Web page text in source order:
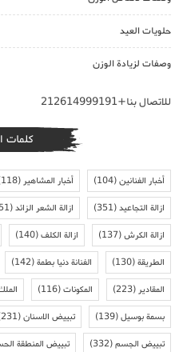
حلويات العيد
وصفات لزيادة الوزن
للاتصال بنا+212614999191
كلمات
أخبار الفنانين(104) أخبار المشاهير(118)
ازالة التجاعيد(351) ازالة الشعر الزائد(151)
ازالة الكرش(137) ازالة الكلف(140)
الطريقة(130) الفنانة دنيا بطمة(142)
المقادير(223) المكونات(116)
بسمة بوسيل(139) تبييض الاسنان(231)
تبييض الجسم(332) تبييض المنطقة